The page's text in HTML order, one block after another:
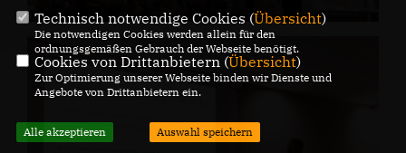
Technisch notwendige Cookies (Übersicht)
Die notwendigen Cookies werden allein für den
ordnungsgemäßen Gebrauch der Webseite benötigt.
Cookies von Drittanbietern (Übersicht)
Zur Optimierung unserer Webseite binden wir Dienste und
Angebote von Drittanbietern ein.
Alle akzeptieren Auswahl speichern